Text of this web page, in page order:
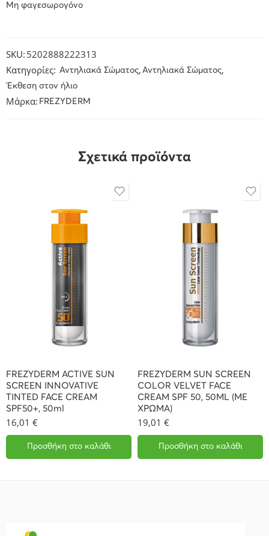
Μη φαγεσωρογόνο
SKU: 5202888222313
Κατηγορίες: Αντηλιακά Σώματος, Αντηλιακά Σώματος,
Έκθεση στον ήλιο
Μάρκα: FREZYDERM
Σχετικά προϊόντα
FREZYDERM ACTIVE SUN
SCREEN INNOVATIVE
TINTED FACE CREAM
SPF50+, 50ml
16,01 €
Προσθήκη στο καλάθι
FREZYDERM SUN SCREEN
COLOR VELVET FACE
CREAM SPF 50, 50ML (ΜΕ
ΧΡΩΜΑ)
19,01 €
Προσθήκη στο καλάθι